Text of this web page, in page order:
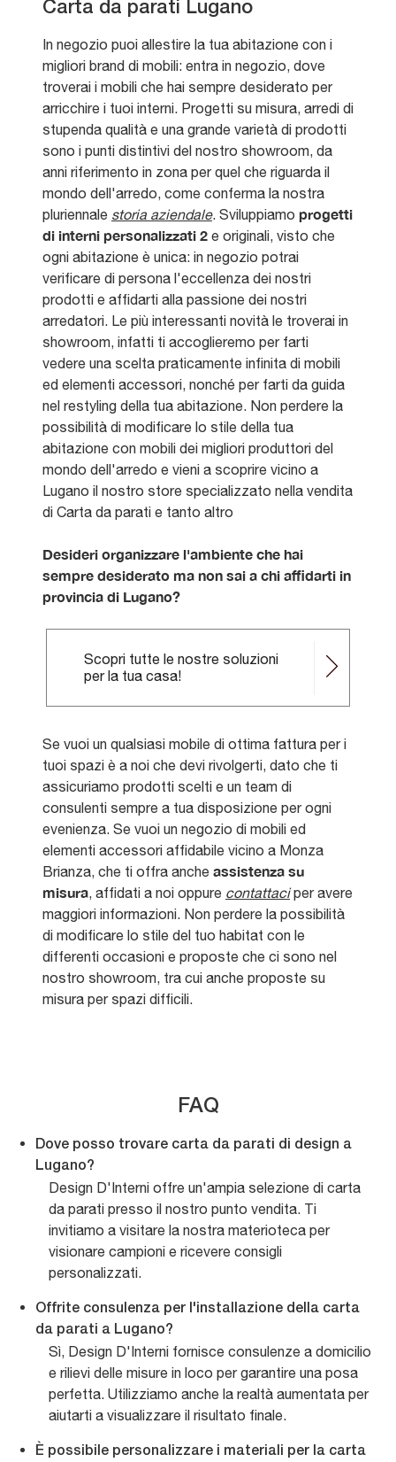
Carta da parati Lugano
In negozio puoi allestire la tua abitazione con i
migliori brand di mobili: entra in negozio, dove
troverai i mobili che hai sempre desiderato per
arricchire i tuoi interni. Progetti su misura, arredi di
stupenda qualità e una grande varietà di prodotti
sono i punti distintivi del nostro showroom, da
anni riferimento in zona per quel che riguarda il
mondo dell'arredo, come conferma la nostra
pluriennale storia aziendale. Sviluppiamo progetti
di interni personalizzati 2 e originali, visto che
ogni abitazione è unica: in negozio potrai
verificare di persona l'eccellenza dei nostri
prodotti e affidarti alla passione dei nostri
arredatori. Le più interessanti novità le troverai in
showroom, infatti ti accoglieremo per farti
vedere una scelta praticamente infinita di mobili
ed elementi accessori, nonché per farti da guida
nel restyling della tua abitazione. Non perdere la
possibilità di modificare lo stile della tua
abitazione con mobili dei migliori produttori del
mondo dell'arredo e vieni a scoprire vicino a
Lugano il nostro store specializzato nella vendita
di Carta da parati e tanto altro
Desideri organizzare l'ambiente che hai
sempre desiderato ma non sai a chi affidarti in
provincia di Lugano?
Scopri tutte le nostre soluzioni
per la tua casa!
Se vuoi un qualsiasi mobile di ottima fattura per i
tuoi spazi è a noi che devi rivolgerti, dato che ti
assicuriamo prodotti scelti e un team di
consulenti sempre a tua disposizione per ogni
evenienza. Se vuoi un negozio di mobili ed
elementi accessori affidabile vicino a Monza
Brianza, che ti offra anche assistenza su
misura, affidati a noi oppure contattaciper avere
maggiori informazioni. Non perdere la possibilità
di modificare lo stile del tuo habitat con le
differenti occasioni e proposte che ci sono nel
nostro showroom, tra cui anche proposte su
misura per spazi difficili.
FAQ
Dove posso trovare carta da parati di design a
Lugano?
Design D'Interni offre un'ampia selezione di carta
da parati presso il nostro punto vendita. Ti
invitiamo a visitare la nostra materioteca per
visionare campioni e ricevere consigli
personalizzati.
Offrite consulenza per l'installazione della carta
da parati a Lugano?
Sì, Design D'Interni fornisce consulenze a domicilio
e rilievi delle misure in loco per garantire una posa
perfetta. Utilizziamo anche la realtà aumentata per
aiutarti a visualizzare il risultato finale.
È possibile personalizzare i materiali per la carta